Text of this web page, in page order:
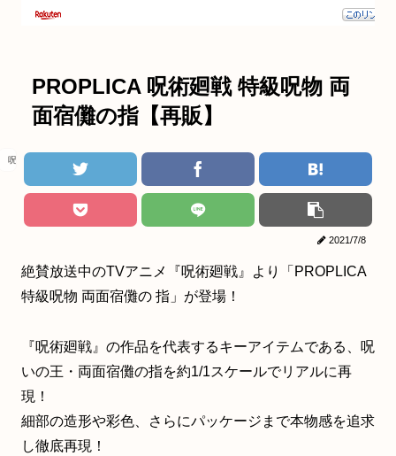
PROPLICA 呪術廻戦 特級呪物 両
面宿儺の指【再販】
呪術廻戦
2021/7/8
絶賛放送中のTVアニメ『呪術廻戦』より「PROPLICA
特級呪物 両面宿儺の 指」が登場！
『呪術廻戦』の作品を代表するキーアイテムである、呪
いの王・両面宿儺の指を約1/1スケールでリアルに再
現！
細部の造形や彩色、さらにパッケージまで本物感を追求
し徹底再現！